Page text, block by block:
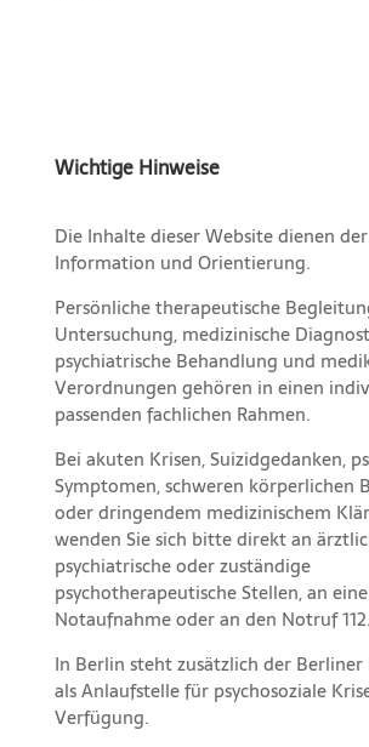
Wichtige Hinweise
Die Inhalte dieser Website dienen
Information und Orientierung.
Persönliche therapeutische
Untersuchung, medizinische
psychiatrische Behandlung und
Verordnungen gehören in einen
passenden fachlichen Rahmen.
Bei akuten Krisen, Suizidgedanken,
Symptomen, schweren körperlichen
oder dringendem medizinischem
wenden Sie sich bitte direkt an
psychiatrische oder zuständige
psychotherapeutische Stellen, an
Notaufnahme oder an den Notruf 112.
In Berlin steht zusätzlich der
als Anlaufstelle für psychosoziale
Verfügung.